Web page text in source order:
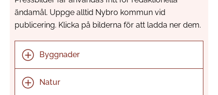
ändamål. Uppge alltid Nybro kommun vid
publicering. Klicka på bilderna för att ladda ner dem.
Byggnader
Natur